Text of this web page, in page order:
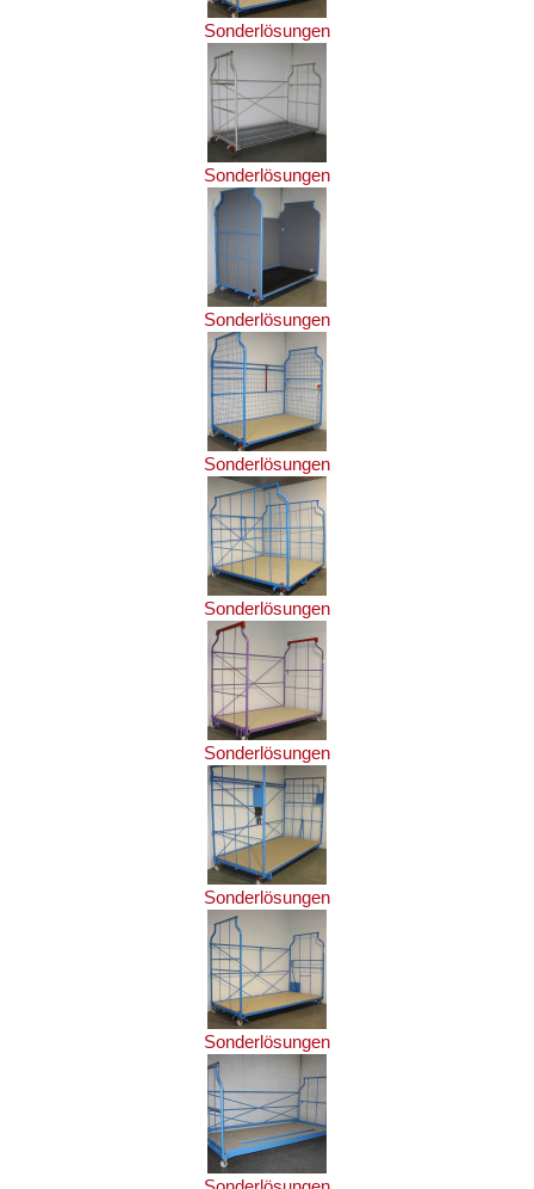
Sonderlösungen
Sonderlösungen
Sonderlösungen
Sonderlösungen
Sonderlösungen
Sonderlösungen
Sonderlösungen
Sonderlösungen